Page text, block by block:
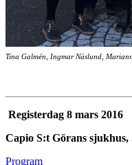
Tina Galmén, Ingmar Näslund,
Registerdag 8 mars 2016
Capio S:t Görans sjukhus,
Program